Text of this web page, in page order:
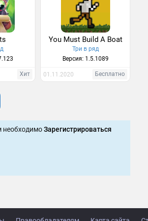
Хит
You Must Build A Boat
Три в ряд
Версия: 1.5.1089
01.11.2020 Бесплатно
необходимоЗарегистрироваться